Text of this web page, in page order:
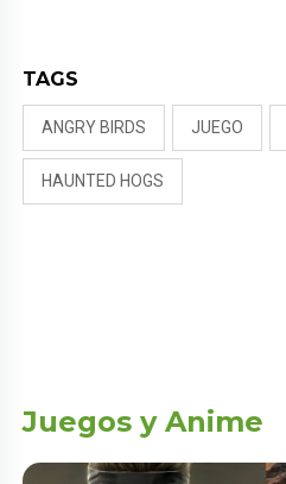
TAGS
ANGRY BIRDS JUEGO
HAUNTED HOGS
Juegos y Anime